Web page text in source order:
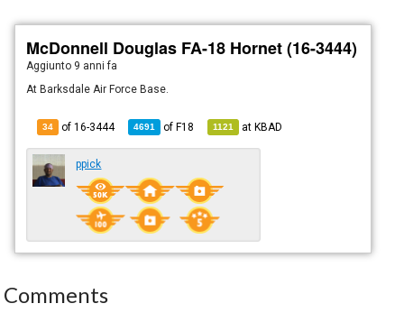
McDonnell Douglas FA-18 Hornet (16-3444)
Aggiunto 9 anni fa
At Barksdale Air Force Base.
34 of 16-3444 4691 ofF18 1121 atKBAD
ppick
Comments